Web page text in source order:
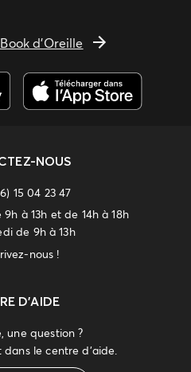
d'Oreille
NOUS
15 04 23 47
à 13h et de 14h à 18h
de 9h à 13h
nous !
D'AIDE
une question ?
dans le centre d'aide.